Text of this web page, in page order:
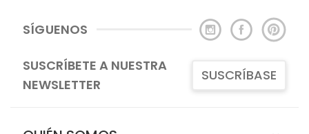
SÍGUENOS
SUSCRÍBETE A NUESTRA
NEWSLETTER
SUSCRÍBASE